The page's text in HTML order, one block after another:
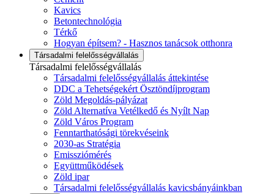
Kavics
Betontechnológia
Térkő
Hogyan építsem? - Hasznos tanácsok otthonra
Társadalmi felelősségvállalás
Társadalmi felelősségvállalás
Társadalmi felelősségvállalás áttekintése
DDC a Tehetségekért Ösztöndíjprogram
Zöld Megoldás-pályázat
Zöld Alternatíva Vetélkedő és Nyílt Nap
Zöld Város Program
Fenntarthatósági törekvéseink
2030-as Stratégia
Emissziómérés
Együttműködések
Zöld ipar
Társadalmi felelősségvállalás kavicsbányáinkban